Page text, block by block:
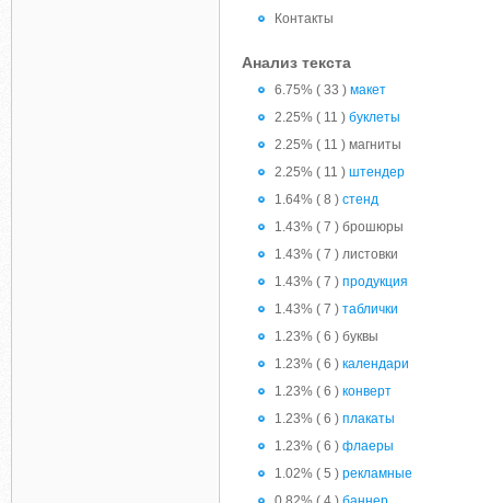
Контакты
Анализ текста
6.75% ( 33 ) макет
2.25% ( 11 ) буклеты
2.25% ( 11 ) магниты
2.25% ( 11 ) штендер
1.64% ( 8 ) стенд
1.43% ( 7 ) брошюры
1.43% ( 7 ) листовки
1.43% ( 7 ) продукция
1.43% ( 7 ) таблички
1.23% ( 6 ) буквы
1.23% ( 6 ) календари
1.23% ( 6 ) конверт
1.23% ( 6 ) плакаты
1.23% ( 6 ) флаеры
1.02% ( 5 ) рекламные